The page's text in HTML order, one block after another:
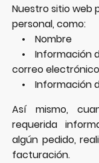
Nuestro sitio web
personal, como:
• Nombre
• Información
correo electrónico
• Información
Así mismo,
requerida
algún pedido,
facturación.